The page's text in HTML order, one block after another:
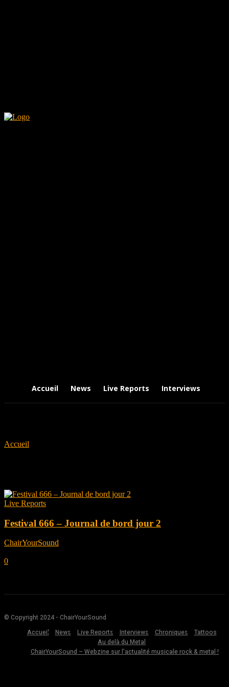
Accueil News Live Reports Interviews
Accueil
Live Reports
Festival 666 – Journal de bord jour 2
ChairYourSound
0
© Copyright 2024 - ChairYourSound
Accueil
News Live Reports Interviews Chroniques
Tattoos
Au delà du Metal
ChairYourSound – Webzine sur l’actualité musicale rock & metal !